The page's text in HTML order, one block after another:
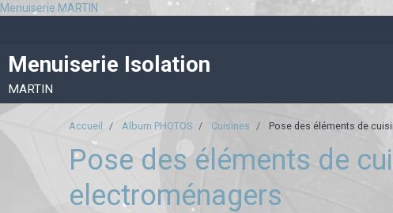
Menuiserie MARTIN
Menuiserie Isolation
MARTIN
Accueil Album PHOTOS Cuisines Pose des éléments de
Pose des éléments de
electroménagers